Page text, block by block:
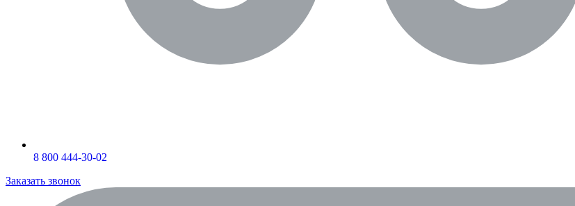
8 800 444-30-02
Заказать звонок